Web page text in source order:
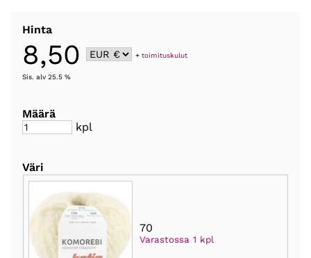
Hinta
8,50 +toimituskulut
Sis. alv 25.5 %
Määrä
kpl
Väri
70
Varastossa 1 kpl